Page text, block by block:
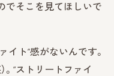
そこを見てほしいで
ト”感がないんです。
。“ストリートファイ